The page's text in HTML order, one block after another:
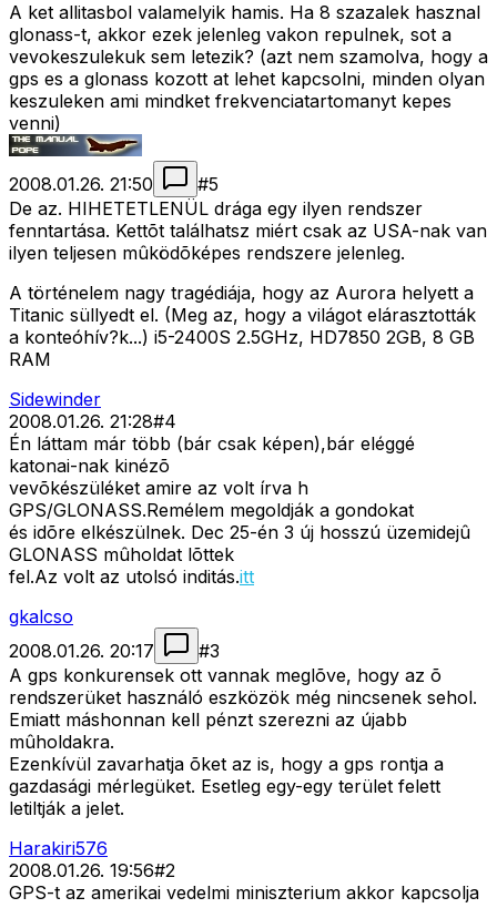
A ket allitasbol valamelyik hamis. Ha 8 szazalek hasznal
glonass-t, akkor ezek jelenleg vakon repulnek, sot a
vevokeszulekuk sem letezik? (azt nem szamolva, hogy a
gps es a glonass kozott at lehet kapcsolni, minden olyan
keszuleken ami mindket frekvenciatartomanyt kepes
venni)
2008.01.26. 21:50 #5
De az. HIHETETLENÜL drága egy ilyen rendszer
fenntartása. Kettõt találhatsz miért csak az USA-nak van
ilyen teljesen mûködõképes rendszere jelenleg.
A történelem nagy tragédiája, hogy az Aurora helyett a
Titanic süllyedt el. (Meg az, hogy a világot elárasztották
a konteóhív?k...) i5-2400S 2.5GHz, HD7850 2GB, 8 GB
RAM
Sidewinder
2008.01.26. 21:28#4
Én láttam már több (bár csak képen),bár eléggé
katonai-nak kinézõ
vevõkészüléket amire az volt írva h
GPS/GLONASS.Remélem megoldják a gondokat
és idõre elkészülnek. Dec 25-én 3 új hosszú üzemidejû
GLONASS mûholdat lõttek
fel.Az volt az utolsó inditás.itt
gkalcso
2008.01.26. 20:17
#3
A gps konkurensek ott vannak meglõve, hogy az õ
rendszerüket használó eszközök még nincsenek sehol.
Emiatt máshonnan kell pénzt szerezni az újabb
mûholdakra.
Ezenkívül zavarhatja õket az is, hogy a gps rontja a
gazdasági mérlegüket. Esetleg egy-egy terület felett
letiltják a jelet.
Harakiri576
2008.01.26. 19:56#2
GPS-t az amerikai vedelmi miniszterium akkor kapcsolja